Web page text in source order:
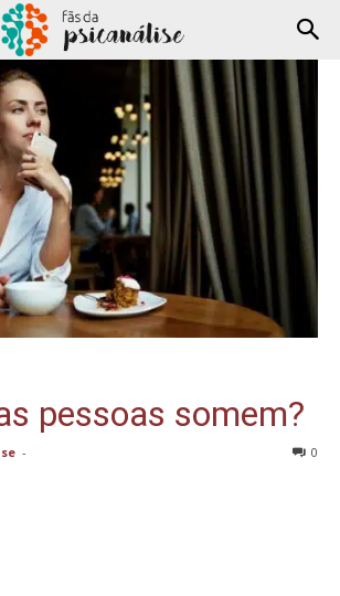
pessoas somem?
- 0